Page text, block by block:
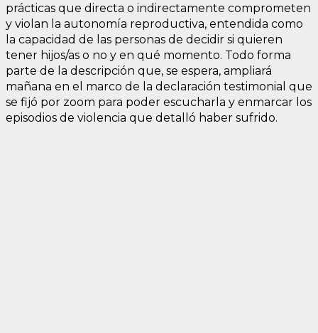
prácticas que directa o indirectamente comprometen
y violan la autonomía reproductiva, entendida como
la capacidad de las personas de decidir si quieren
tener hijos/as o no y en qué momento. Todo forma
parte de la descripción que, se espera, ampliará
mañana en el marco de la declaración testimonial que
se fijó por zoom para poder escucharla y enmarcar los
episodios de violencia que detalló haber sufrido.